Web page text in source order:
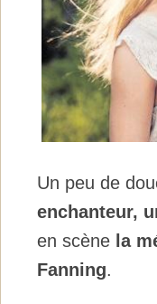
Un peu de
enchanteur,
en scène la
Fanning.